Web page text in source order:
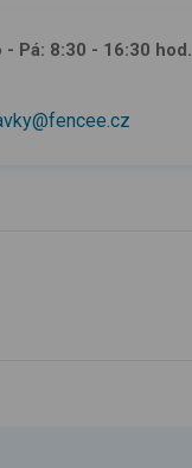
- Pá: 8:30 - 16:30 hod.